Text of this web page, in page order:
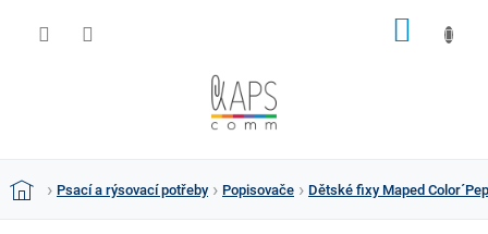
DomůPsací a rýsovací potřeby Popisovače Dětské fixy Maped